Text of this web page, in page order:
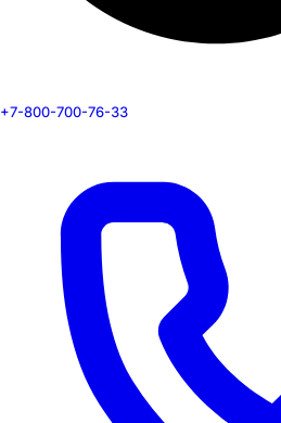
+7-800-700-76-33